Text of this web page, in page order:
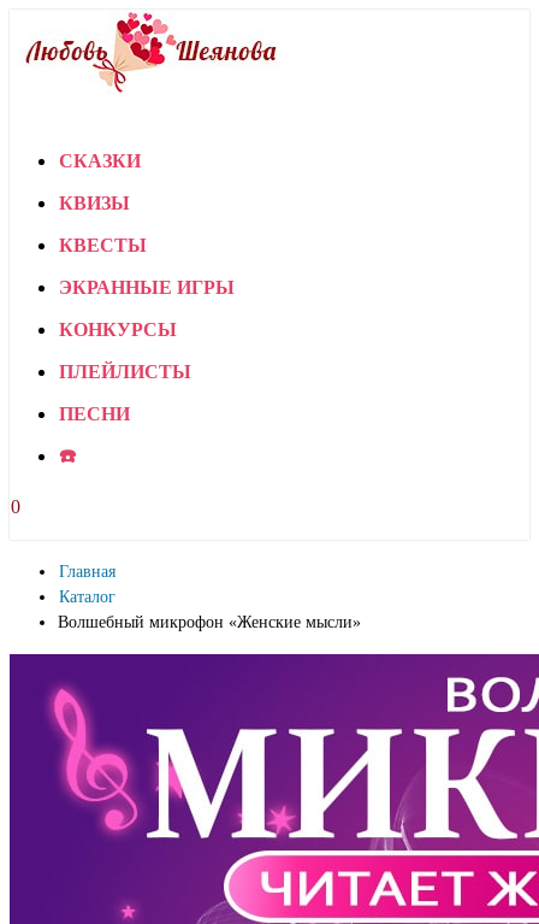
СКАЗКИ
КВИЗЫ
КВЕСТЫ
ЭКРАННЫЕ ИГРЫ
КОНКУРСЫ
ПЛЕЙЛИСТЫ
ПЕСНИ
☎️
0
Главная
Каталог
Волшебный микрофон «Женские мысли»